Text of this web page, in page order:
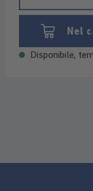
Nel
Disponibile,